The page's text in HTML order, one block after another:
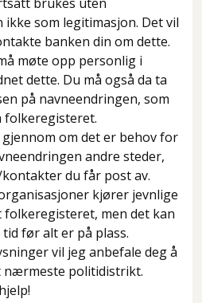
ikke som legitimasjon. Det vil
banken din om dette.
møte opp personlig i
dette. Du må også da ta
på navneendringen, som
folkeregisteret.
om det er behov for
andre steder,
du får post av.
kjører jevnlige
men det kan
før alt er på plass.
vil jeg anbefale deg å
nærmeste politidistrikt.